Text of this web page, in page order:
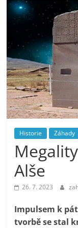
Historie Záhady
Alše
26. 7. 2023
Impulsem k
tvorbě se stal